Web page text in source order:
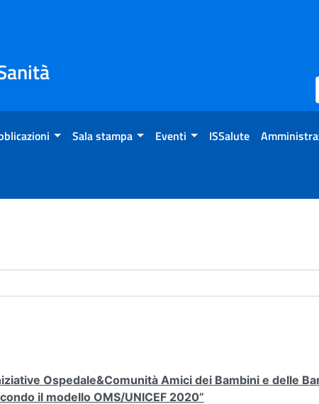
Sala stampa Eventi ISSalute
Ospedale&Comunità Amici dei Bambini e delle
il modello OMS/UNICEF 2020”